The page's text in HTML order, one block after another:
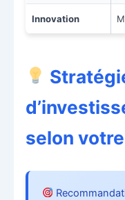
Innovation
selon